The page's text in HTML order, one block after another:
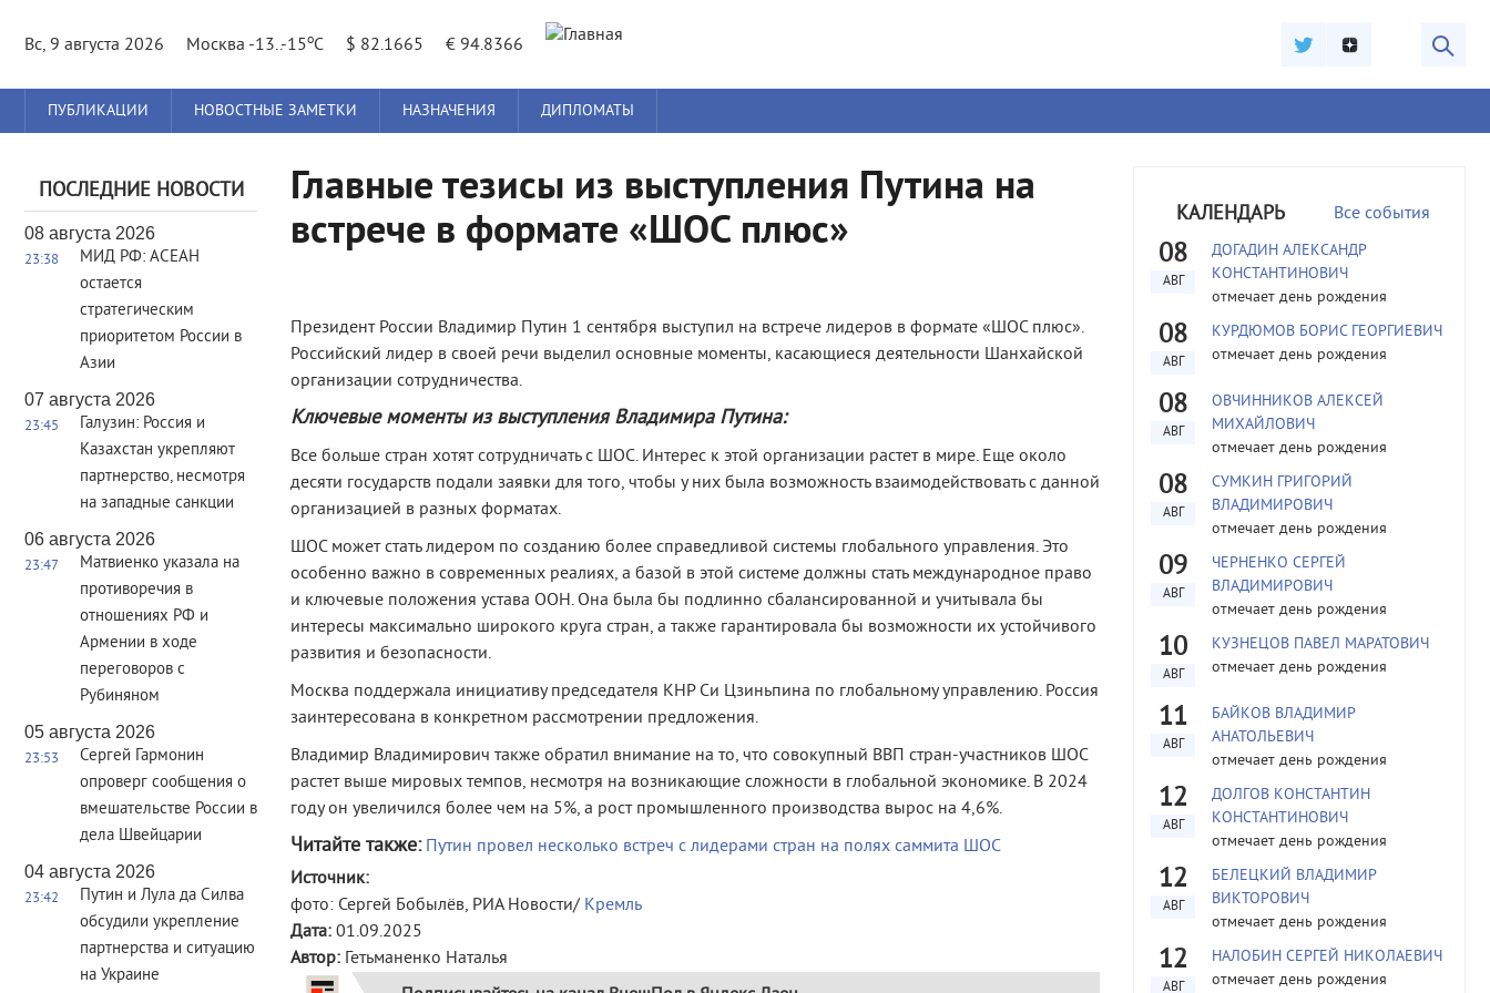
Вс, 9 августа 2026
Москва -13..-15oC $ 82.1665 € 94.8366
Главное
меню
ПУБЛИКАЦИИ НОВОСТНЫЕ ЗАМЕТКИ НАЗНАЧЕНИЯ ДИПЛОМАТЫ
ПОСЛЕДНИЕ НОВОСТИ
08 августа 2026
23:38
МИД РФ: АСЕАН
остается
стратегическим
приоритетом России в
Азии
07 августа 2026
23:45
Галузин: Россия и
Казахстан укрепляют
партнерство, несмотря
на западные санкции
06 августа 2026
23:47
Матвиенко указала на
противоречия в
отношениях РФ и
Армении в ходе
переговоров с
Рубиняном
05 августа 2026
23:53
Сергей Гармонин
опроверг сообщения о
вмешательстве России в
дела Швейцарии
04 августа 2026
23:42
Путин и Лула да Силва
обсудили укрепление
партнерства и ситуацию
на Украине
Главные тезисы из выступления Путина на
встрече в формате «ШОС плюс»
Президент России Владимир Путин 1 сентября выступил на встрече лидеров в формате «ШОС плюс».
Российский лидер в своей речи выделил основные моменты, касающиеся деятельности Шанхайской
организации сотрудничества.
Ключевые моменты из выступления Владимира Путина:
Все больше стран хотят сотрудничать с ШОС. Интерес к этой организации растет в мире. Еще около
десяти государств подали заявки для того, чтобы у них была возможность взаимодействовать с данной
организацией в разных форматах.
ШОС может стать лидером по созданию более справедливой системы глобального управления. Это
особенно важно в современных реалиях, а базой в этой системе должны стать международное право
и ключевые положения устава ООН. Она была бы подлинно сбалансированной и учитывала бы
интересы максимально широкого круга стран, а также гарантировала бы возможности их устойчивого
развития и безопасности.
Москва поддержала инициативу председателя КНР Си Цзиньпина по глобальному управлению. Россия
заинтересована в конкретном рассмотрении предложения.
Владимир Владимирович также обратил внимание на то, что совокупный ВВП стран-участников ШОС
растет выше мировых темпов, несмотря на возникающие сложности в глобальной экономике. В 2024
году он увеличился более чем на 5%, а рост промышленного производства вырос на 4,6%.
Читайте также: Путин провел несколько встреч с лидерами стран на полях саммита ШОС
Источник:
фото: Сергей Бобылёв, РИА Новости/ Кремль
Дата: 01.09.2025
Автор: Гетьманенко Наталья
КАЛЕНДАРЬ Все события
08
АВГ
ДОГАДИН АЛЕКСАНДР
КОНСТАНТИНОВИЧ
отмечает день рождения
08
АВГ
КУРДЮМОВ БОРИС ГЕОРГИЕВИЧ
отмечает день рождения
08
АВГ
ОВЧИННИКОВ АЛЕКСЕЙ
МИХАЙЛОВИЧ
отмечает день рождения
08
АВГ
СУМКИН ГРИГОРИЙ
ВЛАДИМИРОВИЧ
отмечает день рождения
09
АВГ
ЧЕРНЕНКО СЕРГЕЙ
ВЛАДИМИРОВИЧ
отмечает день рождения
10
АВГ
КУЗНЕЦОВ ПАВЕЛ МАРАТОВИЧ
отмечает день рождения
11
АВГ
БАЙКОВ ВЛАДИМИР
АНАТОЛЬЕВИЧ
отмечает день рождения
12
АВГ
ДОЛГОВ КОНСТАНТИН
КОНСТАНТИНОВИЧ
отмечает день рождения
12
АВГ
БЕЛЕЦКИЙ ВЛАДИМИР
ВИКТОРОВИЧ
отмечает день рождения
12
АВГ
НАЛОБИН СЕРГЕЙ НИКОЛАЕВИЧ
отмечает день рождения